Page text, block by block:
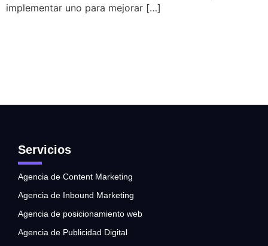
implementar uno para mejorar […]
Servicios
Agencia de Content Marketing
Agencia de Inbound Marketing
Agencia de posicionamiento web
Agencia de Publicidad Digital